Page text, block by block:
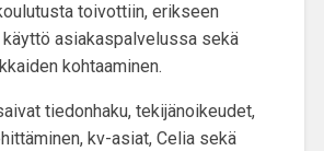
toivottiin, erikseen
asiakaspalvelussa sekä
kohtaaminen.
tiedonhaku, tekijänoikeudet,
kv-asiat, Celia sekä